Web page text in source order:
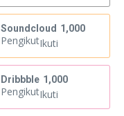
Soundcloud 1,000
PengikutIkuti
Dribbble 1,000
PengikutIkuti